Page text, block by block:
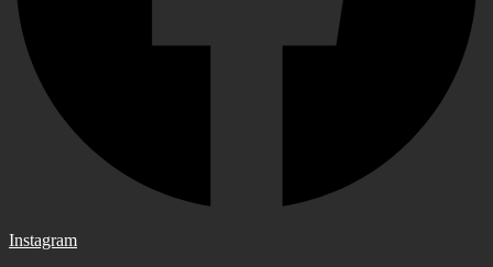
Instagram